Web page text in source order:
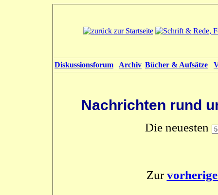
Diskussionsforum Archiv Bücher & Aufsätze
Nachrichten rund
Die neuesten
Zur